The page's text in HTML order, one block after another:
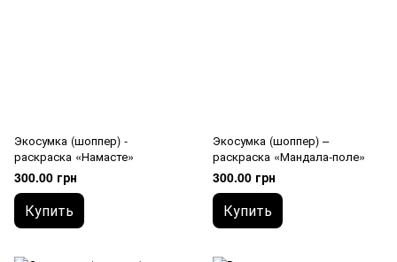
Экосумка (шоппер) -
раскраска «Намасте»
300.00 грн
Купить
Экосумка (шоппер) –
раскраска «Мандала-поле»
300.00 грн
Купить